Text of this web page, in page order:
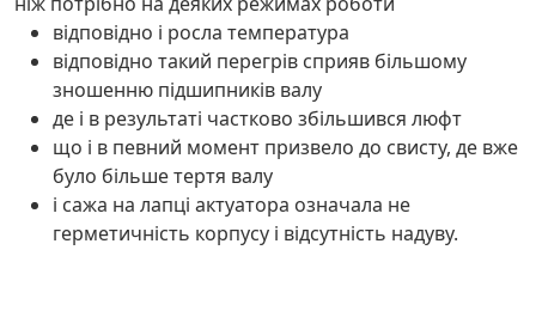
відповідно і росла температура
відповідно такий перегрів сприяв більшому
зношенню підшипників валу
де і в результаті частково збільшився люфт
що і в певний момент призвело до свисту, де вже
було більше тертя валу
і сажа на лапці актуатора означала не
герметичність корпусу і відсутність надуву.